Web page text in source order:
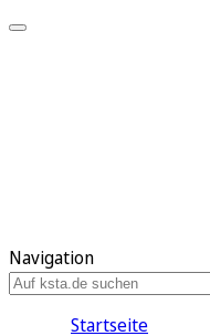
Navigation
Startseite